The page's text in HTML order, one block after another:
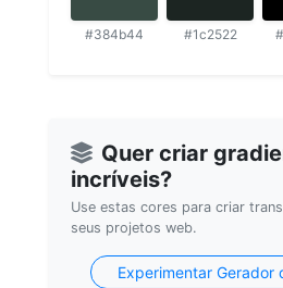
#384b44 #1c2522
Quer criar
incríveis?
Use estas cores para criar
seus projetos web.
Experimentar Gerador